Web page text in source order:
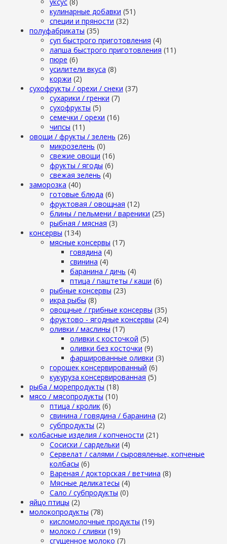
кулинарные добавки (51)
специи и пряности (32)
полуфабрикаты (35)
суп быстрого приготовления (4)
лапша быстрого приготовления (11)
пюре (6)
усилители вкуса (8)
коржи (2)
сухофрукты / орехи / снеки (37)
сухарики / гренки (7)
сухофрукты (5)
семечки / орехи (16)
чипсы (11)
овощи / фрукты / зелень (26)
микрозелень (0)
свежие овощи (16)
фрукты / ягоды (6)
свежая зелень (4)
заморозка (40)
готовые блюда (6)
фруктовая / овощная (12)
блины / пельмени / вареники (25)
рыбная / мясная (3)
консервы (134)
мясные консервы (17)
говядина (4)
свинина (4)
баранина / дичь (4)
птица / паштеты / каши (6)
рыбные консервы (23)
икра рыбы (8)
овощные / грибные консервы (35)
фруктово - ягодные консервы (24)
оливки / маслины (17)
оливки с косточкой (5)
оливки без косточки (9)
фаршированные оливки (3)
горошек консервированный (6)
кукуруза консервированная (5)
рыба / морепродукты (18)
мясо / мясопродукты (10)
птица / кролик (6)
свинина / говядина / баранина (2)
субпродукты (2)
колбасные изделия / копчености (21)
Сосиски / сардельки (4)
Сервелат / салями / сыровяленые, копченые
колбасы (6)
Вареная / докторская / ветчина (8)
Мясные деликатесы (4)
Сало / субпродукты (0)
яйцо птицы (2)
молокопродукты (78)
кисломолочные продукты (19)
молоко / сливки (19)
сгущенное молоко (7)